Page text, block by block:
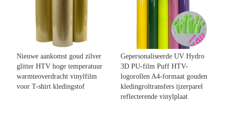
Nieuwe aankomst goud zilver
glitter HTV hoge temperatuur
warmteoverdracht vinylfilm
voor T-shirt kledingstof
Gepersonaliseerde UV Hydro
3D PU-film Puff HTV-
logorollen A4-formaat gouden
kledingroltransfers ijzerparel
reflecterende vinylplaat